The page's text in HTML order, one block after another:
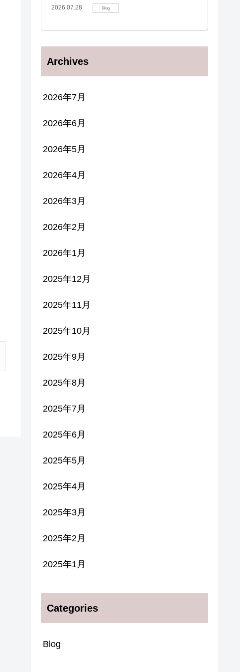
2026.07.28 Blog
Archives
2026年7月
2026年6月
2026年5月
2026年4月
2026年3月
2026年2月
2026年1月
2025年12月
2025年11月
2025年10月
2025年9月
2025年8月
2025年7月
2025年6月
2025年5月
2025年4月
2025年3月
2025年2月
2025年1月
Categories
Blog